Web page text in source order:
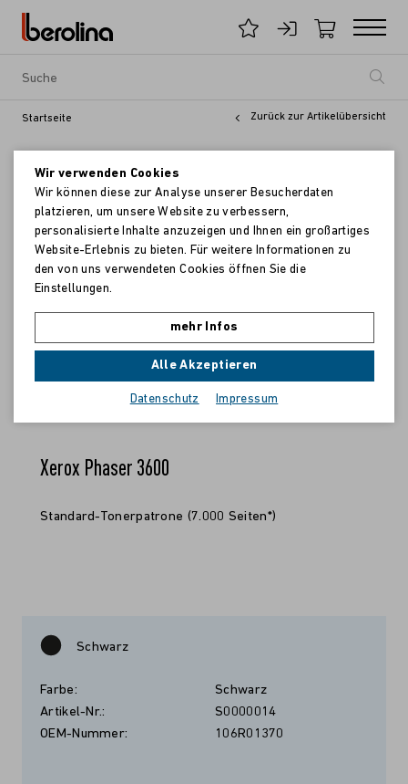
Startseite Zurück zur Artikelübersicht
Xerox Phaser 3600
Standard-Tonerpatrone (7.000 Seiten*)
Schwarz
Farbe:
Schwarz
Artikel-Nr.:
S0000014
OEM-Nummer:
106R01370
Wir verwenden Cookies
Wir können diese zur Analyse unserer Besucherdaten
platzieren, um unsere Website zu verbessern,
personalisierte Inhalte anzuzeigen und Ihnen ein großartiges
Website-Erlebnis zu bieten. Für weitere Informationen zu
den von uns verwendeten Cookies öffnen Sie die
Einstellungen.
mehr Infos
Alle Akzeptieren
Datenschutz Impressum